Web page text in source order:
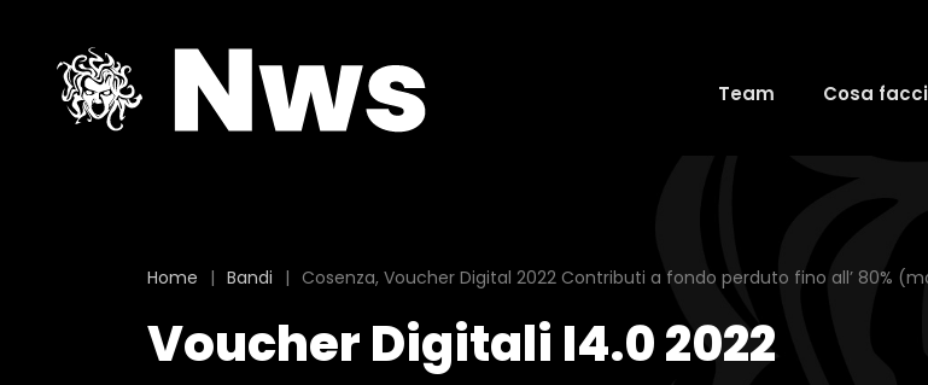
Team Cosa
Home | Bandi | Cosenza, Voucher Digital 2022 Contributi a fondo perduto fino all’ 80%
Voucher Digitali I4.0 2022